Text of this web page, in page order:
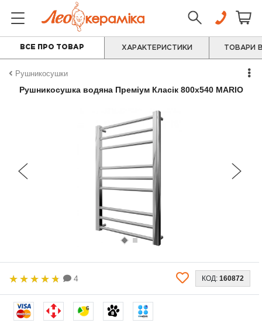
ВСЕ ПРО ТОВАР ХАРАКТЕРИСТИКИ ТОВАРИ В
Рушникосушки
Рушникосушка водяна Преміум Класік 800х540 MARIO
4 КОД: 160872
6